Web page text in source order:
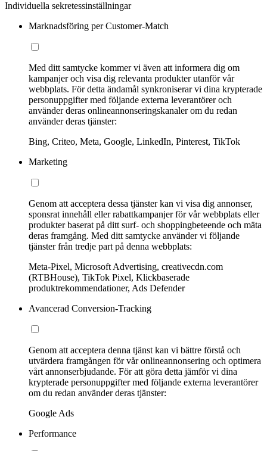
Individuella sekretessinställningar
Marknadsföring per Customer-Match
Med ditt samtycke kommer vi även att informera dig om
kampanjer och visa dig relevanta produkter utanför vår
webbplats. För detta ändamål synkroniserar vi dina krypterade
personuppgifter med följande externa leverantörer och
använder deras onlineannonseringskanaler om du redan
använder deras tjänster:
Bing, Criteo, Meta, Google, LinkedIn, Pinterest, TikTok
Marketing
Genom att acceptera dessa tjänster kan vi visa dig annonser,
sponsrat innehåll eller rabattkampanjer för vår webbplats eller
produkter baserat på ditt surf- och shoppingbeteende och mäta
deras framgång. Med ditt samtycke använder vi följande
tjänster från tredje part på denna webbplats:
Meta-Pixel, Microsoft Advertising, creativecdn.com
(RTBHouse), TikTok Pixel, Klickbaserade
produktrekommendationer, Ads Defender
Avancerad Conversion-Tracking
Genom att acceptera denna tjänst kan vi bättre förstå och
utvärdera framgången för vår onlineannonsering och optimera
vårt annonserbjudande. För att göra detta jämför vi dina
krypterade personuppgifter med följande externa leverantörer
om du redan använder deras tjänster:
Google Ads
Performance